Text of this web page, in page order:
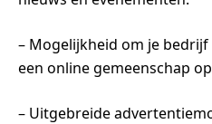
– Mogelijkheid om je
een online gemeenschap
– Uitgebreide